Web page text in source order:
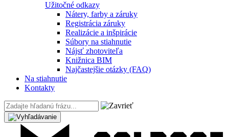
Užitočné odkazy
Nátery, farby a záruky
Registrácia záruky
Realizácie a inšpirácie
Súbory na stiahnutie
Nájsť zhotoviteľa
Knižnica BIM
Najčastejšie otázky (FAQ)
Na stiahnutie
Kontakty